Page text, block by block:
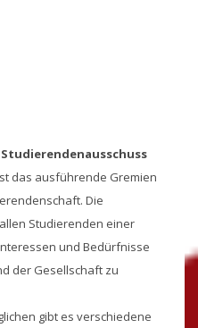
das ausführende Gremien
Die
Studierenden einer
und Bedürfnisse
der Gesellschaft zu
gibt es verschiedene